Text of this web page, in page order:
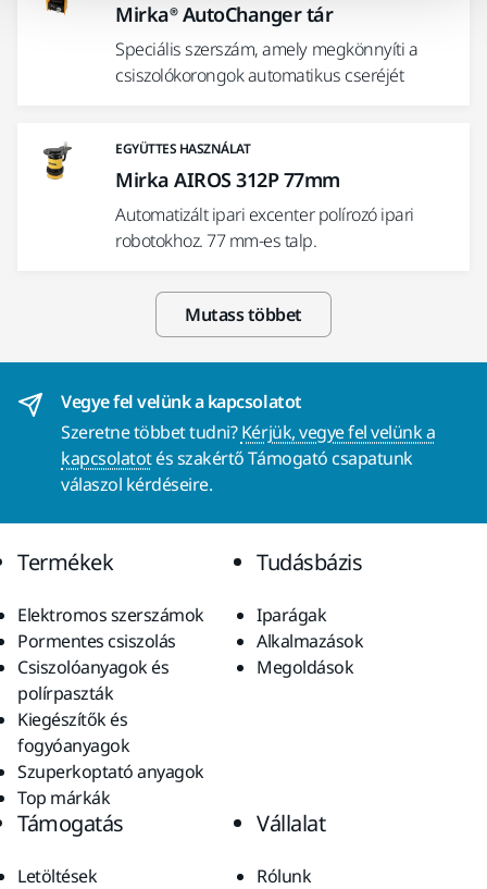
Mirka® AutoChanger tár
Speciális szerszám, amely megkönnyíti a
csiszolókorongok automatikus cseréjét
EGYÜTTES HASZNÁLAT
Mirka AIROS 312P 77mm
Automatizált ipari excenter polírozó ipari
robotokhoz. 77 mm-es talp.
Mutass többet
Vegye fel velünk a kapcsolatot
Szeretne többet tudni?Kérjük, vegye fel velünk a
kapcsolatotés szakértő Támogató csapatunk
válaszol kérdéseire.
Termékek
Elektromos szerszámok
Pormentes csiszolás
Csiszolóanyagok és
polírpaszták
Kiegészítők és
fogyóanyagok
Szuperkoptató anyagok
Top márkák
Tudásbázis
Iparágak
Alkalmazások
Megoldások
Támogatás
Letöltések
Vállalat
Rólunk